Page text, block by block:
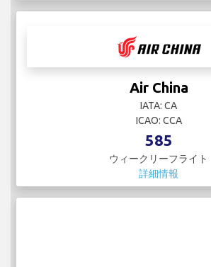
Air China
IATA: CA
ICAO: CCA
585
ウィークリーフライト
詳細情報